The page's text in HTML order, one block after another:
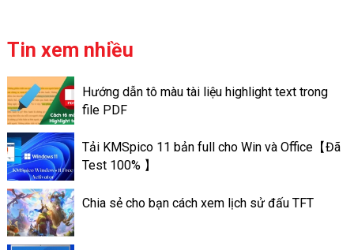
động lưu trữ ngay cả ở trên
với ứng dụng Story Facebook
là chỉ có lưu giữ trong thời
gian nhất định nào đó. Chỉ là
trong vòng 24h. Các tin nổi bật
ấn tượng trên Facebook lại có
thể lưu trữ lâu dài, đến lúc bạn
xóa đi. Cách làm Thao tác tạo
tin nổi bật trên ứng dụng
Facebook là làm như thế nào?
Tin xem nhiều
Hướng dẫn tô màu tài liệu highlight text trong
file PDF
Tải KMSpico 11 bản full cho Win và Office【Đã
Test 100% 】
Chia sẻ cho bạn cách xem lịch sử đấu TFT